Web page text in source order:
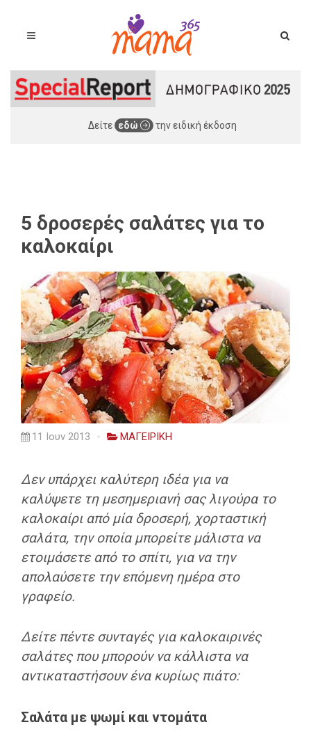
Δείτε εδώ την ειδική έκδοση
5 δροσερές σαλάτες για το
καλοκαίρι
11 Ιουν 2013 ΜΑΓΕΙΡΙΚΗ
Δεν υπάρχει καλύτερη ιδέα για να
καλύψετε τη μεσημεριανή σας λιγούρα το
καλοκαίρι από μία δροσερή, χορταστική
σαλάτα, την οποία μπορείτε μάλιστα να
ετοιμάσετε από το σπίτι, για να την
απολαύσετε την επόμενη ημέρα στο
γραφείο.
Δείτε πέντε συνταγές για καλοκαιρινές
σαλάτες που μπορούν να κάλλιστα να
αντικαταστήσουν ένα κυρίως πιάτο:
Σαλάτα με ψωμί και ντομάτα